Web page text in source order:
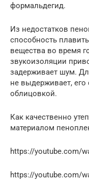
формальдегид.
Из недостатков
способность
вещества во время
звукоизоляции
задерживает шум.
не выдерживает, его
облицовкой.
Как качественно
материалом
https://youtube.com/
https://youtube.com/